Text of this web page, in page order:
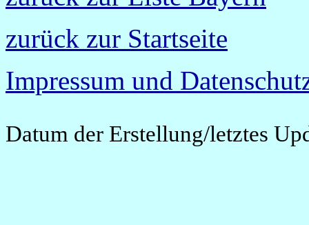
zurück zur Startseite
Impressum und
Datum der Erstellung/letztes